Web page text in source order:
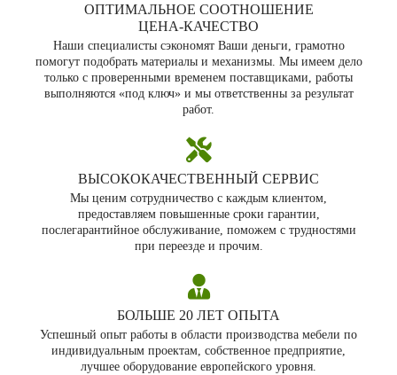
ОПТИМАЛЬНОЕ СООТНОШЕНИЕ
ЦЕНА‑КАЧЕСТВО
Наши специалисты сэкономят Ваши деньги, грамотно
помогут подобрать материалы и механизмы. Мы имеем дело
только с проверенными временем поставщиками, работы
выполняются «под ключ» и мы ответственны за результат
работ.
ВЫСОКОКАЧЕСТВЕННЫЙ СЕРВИС
Мы ценим сотрудничество с каждым клиентом,
предоставляем повышенные сроки гарантии,
послегарантийное обслуживание, поможем с трудностями
при переезде и прочим.
БОЛЬШЕ 20 ЛЕТ ОПЫТА
Успешный опыт работы в области производства мебели по
индивидуальным проектам, собственное предприятие,
лучшее оборудование европейского уровня.